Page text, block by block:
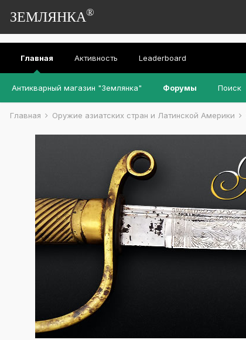
ЗЕМЛЯНКА®
Главная
Антикварный магазин "Землянка" Форумы Поиск
Активность Leaderboard
Главная Оружие азиатских стран и Латинской Америки